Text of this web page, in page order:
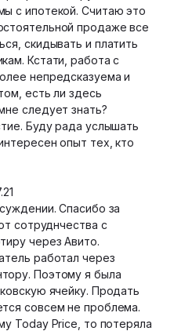
с ипотекой. Считаю это
продаже все
скидывать и платить
Кстати, работа с
непредсказуема и
есть ли здесь
следует знать?
Буду рада услышать
опыт тех, кто
Спасибо за
сотруднчества с
через Авито.
работал через
Поэтому я была
ячейку. Продать
совсем не проблема.
Today Price, то потеряла